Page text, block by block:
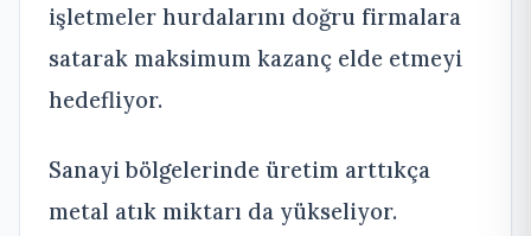
işletmeler hurdalarını doğru firmalara
satarak maksimum kazanç elde etmeyi
hedefliyor.
Sanayi bölgelerinde üretim arttıkça
metal atık miktarı da yükseliyor.